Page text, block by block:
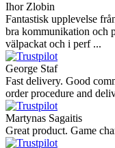
Ihor Zlobin
Fantastisk upplevelse
bra kommunikation och
välpackat och i perf ...
George Staf
Fast delivery. Good
order procedure and
Martynas Sagaitis
Great product. Game